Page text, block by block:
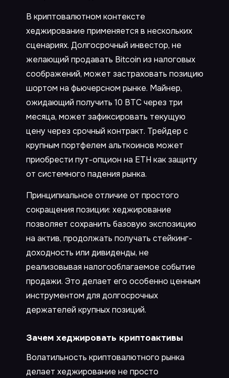
В криптовалютном контексте
хеджирование применяется в нескольких
сценариях. Долгосрочный инвестор, не
желающий продавать Bitcoin из налоговых
соображений, может застраховать позицию
шортом на фьючерсном рынке. Майнер,
ожидающий получить 10 BTC через три
месяца, может зафиксировать текущую
цену через срочный контракт. Трейдер с
крупным портфелем альткоинов может
приобрести пут-опцион на ETH как защиту
от системного падения рынка.
Принципиальное отличие от простого
сокращения позиции: хеджирование
позволяет сохранить базовую экспозицию
на актив, продолжать получать стейкинг-
доходность или дивиденды, не
реализовывая налогооблагаемое событие
продажи. Это делает его особенно ценным
инструментом для долгосрочных
держателей крупных позиций.
Зачем хеджировать криптоактивы
Волатильность криптовалютного рынка
делает хеджирование не просто